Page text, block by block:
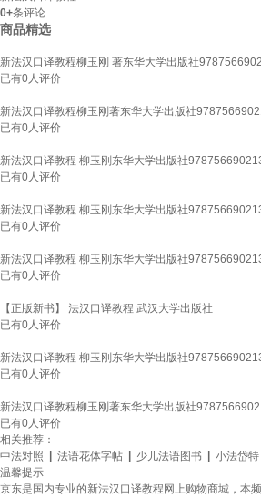
0+条评论
商品精选
新法汉口译教程柳玉刚 著东华大学出版社
已有0人评价
新法汉口译教程柳玉刚著东华大学出版社
已有0人评价
新法汉口译教程 柳玉刚东华大学出版社
已有0人评价
新法汉口译教程 柳玉刚东华大学出版社
已有0人评价
新法汉口译教程 柳玉刚东华大学出版社
已有0人评价
【正版新书】 法汉口译教程 武汉大学出版社
已有0人评价
新法汉口译教程 柳玉刚东华大学出版社
已有0人评价
新法汉口译教程柳玉刚著东华大学出版社
已有0人评价
相关推荐：
中法对照
法语花体字帖 少儿法语图书 小法岱特
温馨提示
京东是国内专业的新法汉口译教程网上购物商城，本